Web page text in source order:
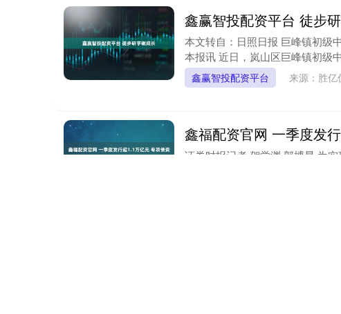
鑫赢智投配资平台 徒步
本文转自：日照日报 巨峰镇初级
本报讯 近日，岚山区巨峰镇初级
鑫赢智投配资平台 来源：胜亿
鑫福配资官网 一季度发
证券时报记者 贺觉渊 郭博昊 为实